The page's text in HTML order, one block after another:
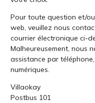
Pour toute question et/
web, veuillez nous
courrier électronique ci-
Malheureusement, nous
assistance par
numériques.
Villaokay
Postbus 101